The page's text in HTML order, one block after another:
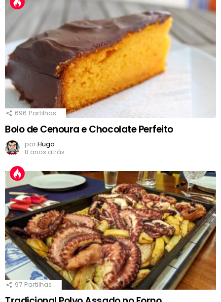
696 Partilhas
Bolo de Cenoura e Chocolate Perfeito
porHugo
8 anos atrás
97 Partilhas